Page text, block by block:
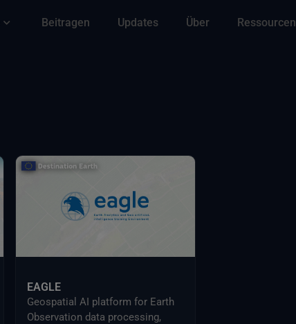
Beitragen Updates Über Ressourcen
EAGLE
Geospatial AI platform for Earth
Observation data processing,